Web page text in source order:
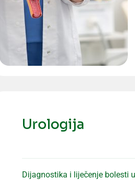
Urologija
Dijagnostika i liječenje bolesti